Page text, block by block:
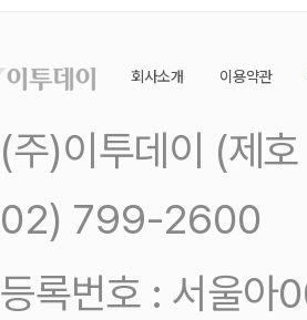
회사소개 이용약관
(주)이투데이 (제
02) 799-2600
등록번호 : 서울